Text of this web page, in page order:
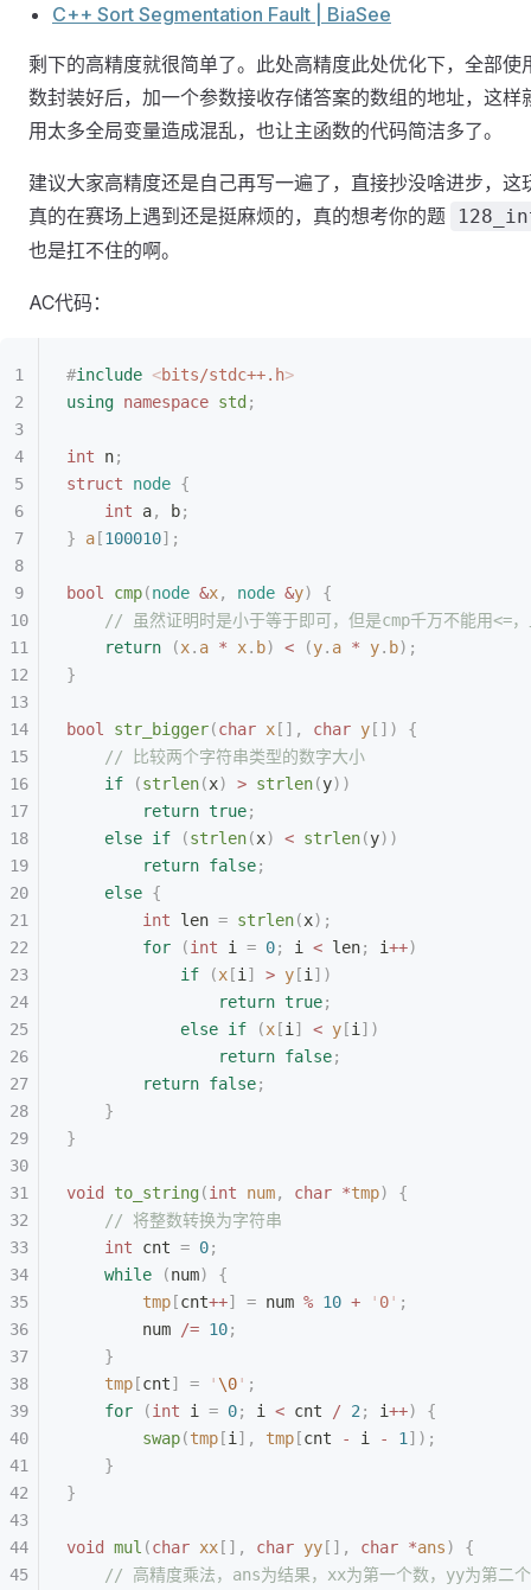
C++ Sort Segmentation Fault | BiaSee
剩下的高精度就很简单了。此处高精度此处优化下，全部使
数封装好后，加一个参数接收存储答案的数组的地址，这样
用太多全局变量造成混乱，也让主函数的代码简洁多了。
建议大家高精度还是自己再写一遍了，直接抄没啥进步，这
真的在赛场上遇到还是挺麻烦的，真的想考你的题
也是扛不住的啊。
AC代码：
#include <bits/stdc++.h>
using namespace std ;
int n;
struct node {
    int
a, b;
} a [100010];
bool cmp(node &x, node &y)
{
// 虽然证明时是小于等于即可，但是cmp千万不能用<=
    return
(x. a * x. b) < (y. a * y. b);
}
bool str_bigger(char x [], char y [])
{
    // 比较两个字符串类型的数字大小
    if
(strlen(x) > strlen(y))
        return
true;
    else
if (strlen(x) < strlen(y))
        return
false;
    else
{
    	int
len = strlen(x);
        for
(int i = 0; i < len; i++)
            if
(x [i ] > y [i ])
                return
true;
            else
if (x [i ] < y [i ])
                return
false;
        return
false;
    }
}
void to_string(int num, char *tmp)
{
    // 将整数转换为字符串
    int
cnt = 0;
    while
(num)
{
        tmp
[cnt++] = num % 10 + ' 0' ;
        num
/= 10;
    }
    tmp
[cnt] = ' \0' ;
    for
(int i = 0; i < cnt / 2 ; i++)
{
        swap
(tmp [i ], tmp [cnt - i - 1 ]);
    }
}
void mul (char xx [], char yy [], char *ans)
{
// 高精度乘法，ans为结果，xx为第一个数，yy为第二